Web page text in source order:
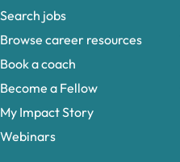
Search jobs
Browse career resources
Book a coach
Become a Fellow
My Impact Story
Webinars